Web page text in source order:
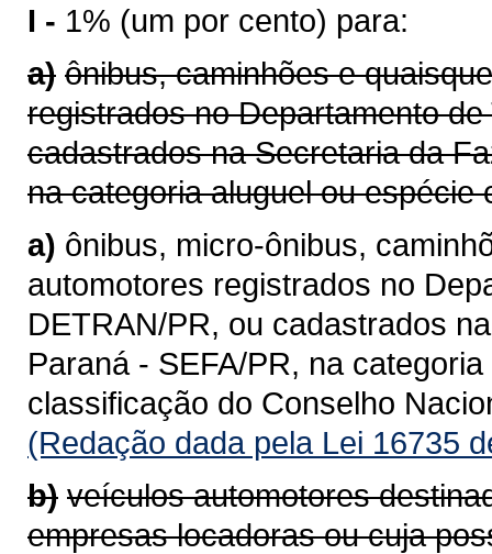
I - 1% (um por cento) para:
a) ônibus, caminhões e
registrados no Departamento
cadastrados na Secretaria da
na categoria aluguel ou espécie
a) ônibus, micro-ônibus,
automotores registrados no
DETRAN/PR, ou cadastrados
Paraná - SEFA/PR, na
classificação do Conselho
(Redação dada pela Lei 16735
b) veículos automotores
empresas locadoras ou cuja